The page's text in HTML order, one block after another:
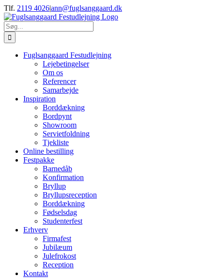
Skip
to
content
Tlf. 2119 4026|ann@fuglsanggaard.dk
Søg
efter:
Fuglsanggaard Festudlejning
Lejebetingelser
Om os
Referencer
Samarbejde
Inspiration
Borddækning
Bordpynt
Showroom
Servietfoldning
Tjekliste
Online bestilling
Festpakke
Barnedåb
Konfirmation
Bryllup
Bryllupsreception
Borddækning
Fødselsdag
Studenterfest
Erhverv
Firmafest
Jubilæum
Julefrokost
Reception
Kontakt